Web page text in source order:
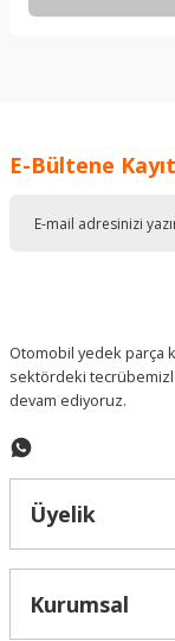
Ürün resmi
E-Bültene
Otomobil yedek parça
sektördeki
devam ediyoruz.
Üyelik
Kurumsal